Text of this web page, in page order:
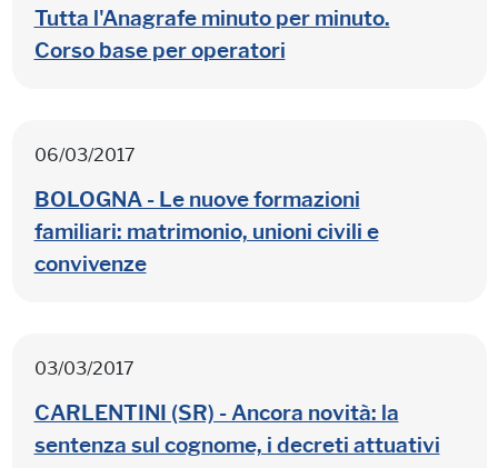
Tutta l'Anagrafe minuto per minuto.
Corso base per operatori
06/03/2017
BOLOGNA - Le nuove formazioni
familiari: matrimonio, unioni civili e
convivenze
03/03/2017
CARLENTINI (SR) - Ancora novità: la
sentenza sul cognome, i decreti attuativi